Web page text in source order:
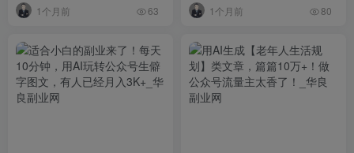
1个月前 63 1个月前 80